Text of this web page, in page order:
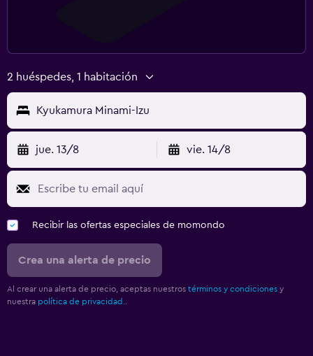
2 huéspedes, 1 habitación
Kyukamura Minami-Izu
jue. 13/8 vie. 14/8
Recibir las ofertas especiales de momondo
Crea una alerta de precio
Al crear una alerta de precio, aceptas nuestros términos y condiciones y
nuestra política de privacidad.